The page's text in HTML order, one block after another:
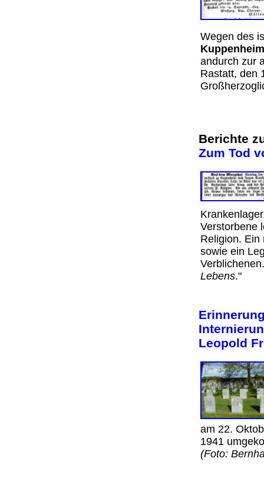
Wegen des
Kuppenheim
andurch zur
Rastatt, den
Berichte
Zum Tod
Verstorbene
Religion. Ein
sowie ein
Lebens."
Leopold
am 22.
1941
(Foto: